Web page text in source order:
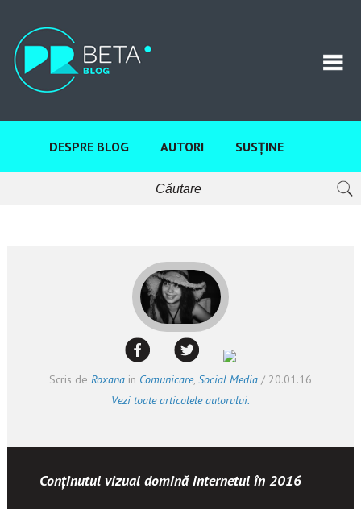
DESPRE BLOG AUTORI SUSȚINE
Scris de Roxanain Comunicare, Social Media/ 20.01.16
Vezi toate articolele autorului.
Conținutul vizual domină internetul în 2016